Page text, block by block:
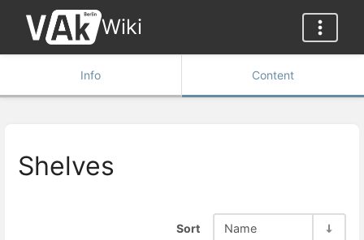
Wiki
Info Content
Shelves
Sort Name